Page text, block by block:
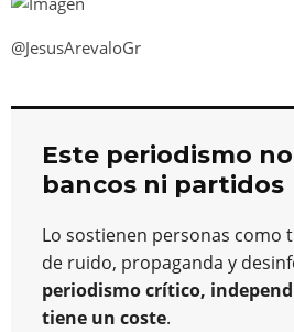
@JesusArevaloGr
Este periodismo
bancos ni partidos
Lo sostienen personas como
de ruido, propaganda y
periodismo crítico,
tiene un coste.